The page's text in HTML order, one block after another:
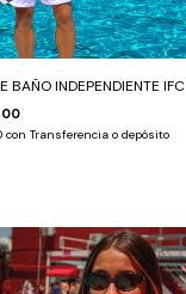
BAÑO INDEPENDIENTE IFC
con Transferencia o depósito